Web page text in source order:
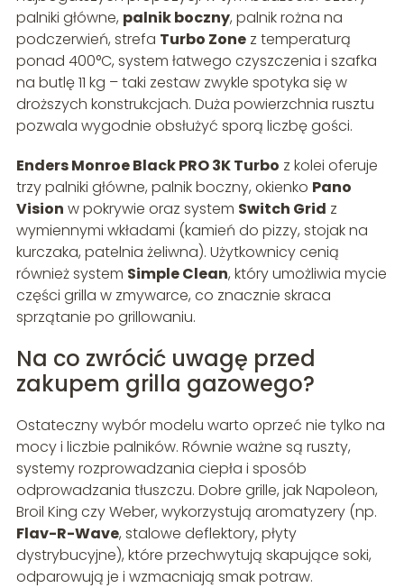
palniki główne, palnik boczny, palnik rożna na
podczerwień, strefa Turbo Zonez temperaturą
ponad 400°C, system łatwego czyszczenia i szafka
na butlę 11 kg – taki zestaw zwykle spotyka się w
droższych konstrukcjach. Duża powierzchnia rusztu
pozwala wygodnie obsłużyć sporą liczbę gości.
Enders Monroe Black PRO 3K Turbo z kolei oferuje
trzy palniki główne, palnik boczny, okienko Pano
Vision w pokrywie oraz system Switch Grid z
wymiennymi wkładami (kamień do pizzy, stojak na
kurczaka, patelnia żeliwna). Użytkownicy cenią
również system Simple Clean, który umożliwia mycie
części grilla w zmywarce, co znacznie skraca
sprzątanie po grillowaniu.
Na co zwrócić uwagę przed
zakupem grilla gazowego?
Ostateczny wybór modelu warto oprzeć nie tylko na
mocy i liczbie palników. Równie ważne są ruszty,
systemy rozprowadzania ciepła i sposób
odprowadzania tłuszczu. Dobre grille, jak Napoleon,
Broil King czy Weber, wykorzystują aromatyzery (np.
Flav-R-Wave, stalowe deflektory, płyty
dystrybucyjne), które przechwytują skapujące soki,
odparowują je i wzmacniają smak potraw.